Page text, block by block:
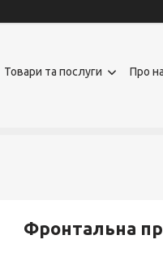
Товари та послуги Про
Фронтальна